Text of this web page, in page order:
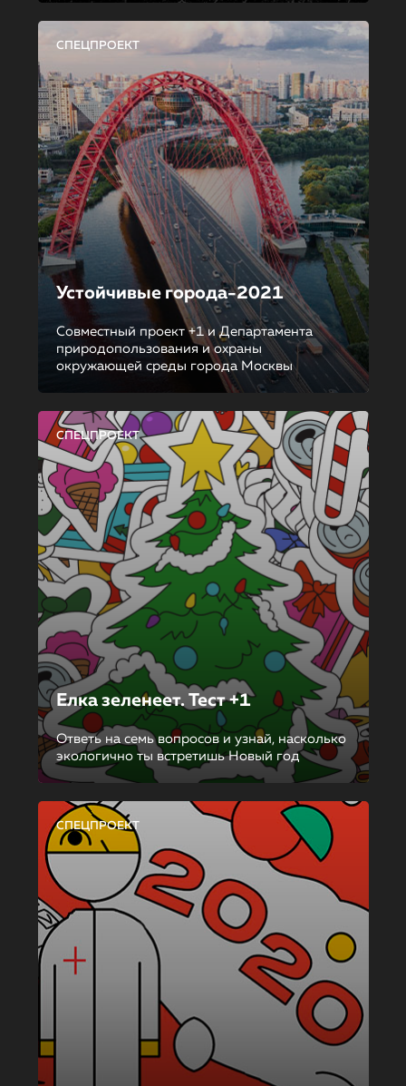
СПЕЦПРОЕКТ
Устойчивые города-2021
Совместный проект +1 и Департамента
природопользования и охраны
окружающей среды города Москвы
СПЕЦПРОЕКТ
Елка зеленеет. Тест +1
Ответь на семь вопросов и узнай, насколько
экологично ты встретишь Новый год
СПЕЦПРОЕКТ